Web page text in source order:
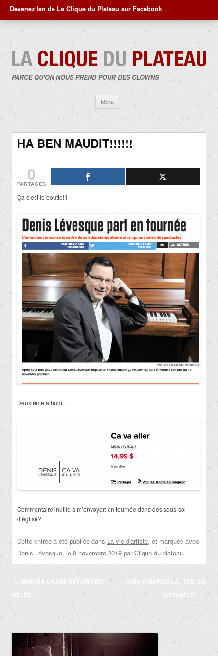
Devenez fan de La Clique du Plateau sur Facebook
PARCE QU'ON NOUS PREND POUR DES CLOWNS
Menu
contenu
HA BEN MAUDIT!!!!!!
0
PARTAGES
Ça c’est le boutte!!!
Deuxième album….
Commentaire inutile à m’envoyer: en tournée dans des sous-sol
d’église?
Cette entrée a été publiée dans La vie d'artiste, et marquée avec
Denis Lévesque, le 9 novembre 2018 par Clique du plateau.
Navigation
des
←
MARINA ORSINI EST UN PEU
MÊLÉE…
BON, R’GARDE L’AUTRE QUI
S’EN MÊLE!
→